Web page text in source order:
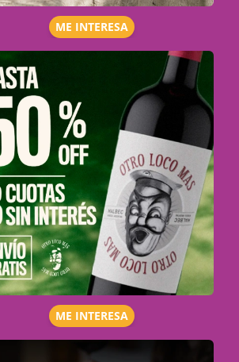
ME INTERESA
ME INTERESA